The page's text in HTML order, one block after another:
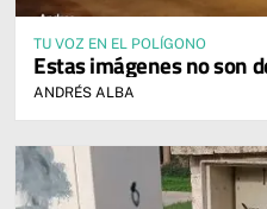
TU VOZ EN EL POLÍGONO
Estas imágenes no son
ANDRÉS ALBA